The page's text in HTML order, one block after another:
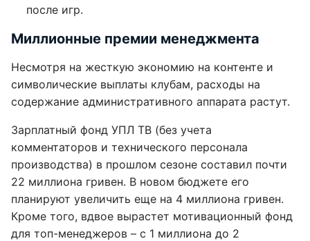
после игр.
Миллионные премии менеджмента
Несмотря на жесткую экономию на контенте и
символические выплаты клубам, расходы на
содержание административного аппарата растут.
Зарплатный фонд УПЛ ТВ (без учета
комментаторов и технического персонала
производства) в прошлом сезоне составил почти
22 миллиона гривен. В новом бюджете его
планируют увеличить еще на 4 миллиона гривен.
Кроме того, вдвое вырастет мотивационный фонд
для топ-менеджеров – с 1 миллиона до 2